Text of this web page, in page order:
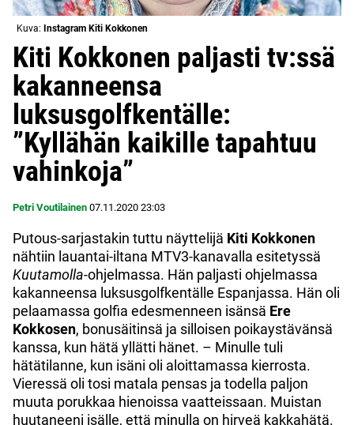
Kuva: Instagram Kiti Kokkonen
Kiti Kokkonen paljasti tv:ssä
kakanneensa
luksusgolfkentälle:
”Kyllähän kaikille tapahtuu
vahinkoja”
Petri Voutilainen 07.11.2020 23:03
Putous-sarjastakin tuttu näyttelijä Kiti Kokkonen
nähtiin lauantai-iltana MTV3-kanavalla esitetyssä
Kuutamolla-ohjelmassa. Hän paljasti ohjelmassa
kakanneensa luksusgolfkentälle Espanjassa. Hän oli
pelaamassa golfia edesmenneen isänsä Ere
Kokkosen, bonusäitinsä ja silloisen poikaystävänsä
kanssa, kun hätä yllätti hänet. – Minulle tuli
hätätilanne, kun isäni oli aloittamassa kierrosta.
Vieressä oli tosi matala pensas ja todella paljon
muuta porukkaa hienoissa vaatteissaan. Muistan
huutaneeni isälle, että minulla on hirveä kakkahätä.